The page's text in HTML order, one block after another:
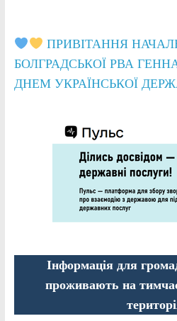
ПРИВІТАННЯ
БОЛГРАДСЬКОЇ РВА
ДНЕМ УКРАЇНСЬКОЇ
Інформація для
проживають на